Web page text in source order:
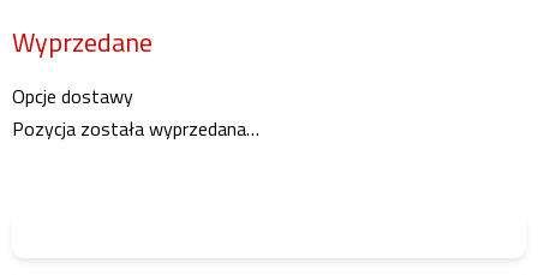
jednostkowa:
Wyprzedane
Opcje dostawy
Pozycja została wyprzedana…